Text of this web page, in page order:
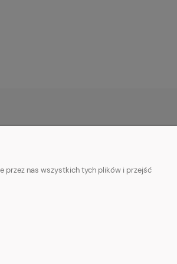
przez nas wszystkich tych plików i przejść